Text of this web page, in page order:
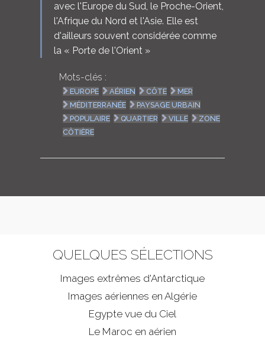
avec l'Europe du Sud, le Proche-Orient,
l'Afrique du Nord et l'Asie. Elle est
d'ailleurs souvent considérée comme
la « Porte de l'Orient »
Mots-clés :
EUROPE AÉRIEN CÔTE
MER
MÉDITERRANÉE
PAYSAGE URBAIN
POPULAIRE
QUARTIER VILLE
ZONE
CÔTIÈRE
QUELQUES SÉLECTIONS
Images extrêmes d'Antarctique
Images aériennes en Algérie
Egypte vue du Ciel
Le Maroc en aérien